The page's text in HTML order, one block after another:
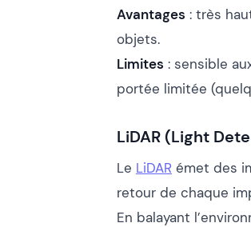
Avantages : très
objets.
Limites : sensible
portée limitée
LiDAR (Light
Le LiDAR émet des
retour de chaque
En balayant